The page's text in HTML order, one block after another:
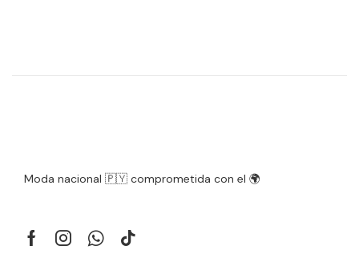
Moda nacional 🇵🇾 comprometida con el 🌍